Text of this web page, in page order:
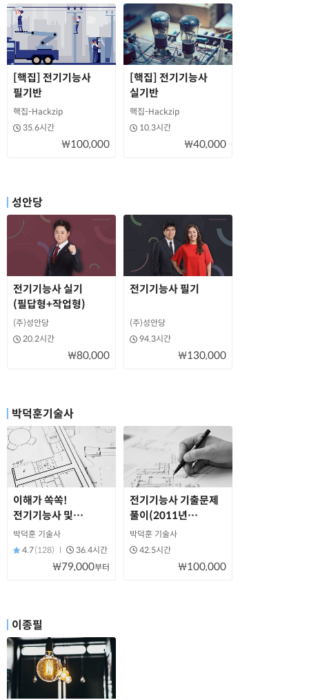
[핵집] 전기기능사
필기반
핵집-Hackzip
35.6시간
₩100,000
[핵집] 전기기능사
실기반
핵집-Hackzip
10.3시간
₩40,000
성안당
전기기능사 실기
(필답형+작업형)
(주)성안당
20.2시간
₩80,000
전기기능사 필기
(주)성안당
94.3시간
₩130,000
박덕훈기술사
이해가 쏙쏙!
전기기능사 및
전기기초과정
박덕훈 기술사
4.7(128) 36.4시간
₩79,000부터
전기기능사 기출문제
풀이(2011년
~2016년)
박덕훈 기술사
42.5시간
₩100,000
이종필